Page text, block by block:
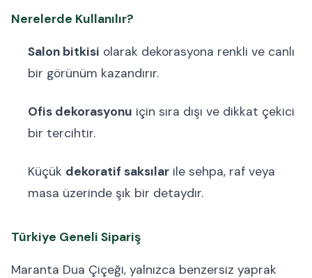
Nerelerde Kullanılır?
Salon bitkisi olarak dekorasyona renkli ve canlı
bir görünüm kazandırır.
Ofis dekorasyonu için sıra dışı ve dikkat çekici
bir tercihtir.
Küçük dekoratif saksılar ile sehpa, raf veya
masa üzerinde şık bir detaydır.
Türkiye Geneli Sipariş
Maranta Dua Çiçeği, yalnızca benzersiz yaprak